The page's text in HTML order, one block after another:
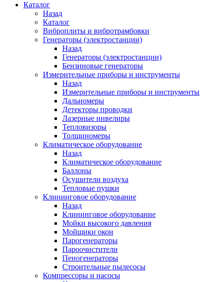
Каталог
Назад
Каталог
Виброплиты и вибротрамбовки
Генераторы (электростанции)
Назад
Генераторы (электростанции)
Бензиновые генераторы
Измерительные приборы и инструменты
Назад
Измерительные приборы и инструменты
Дальномеры
Детекторы проводки
Лазерные нивелиры
Тепловизоры
Толщиномеры
Климатическое оборудование
Назад
Климатическое оборудование
Баллоны
Осушители воздуха
Тепловые пушки
Клининговое оборудование
Назад
Клининговое оборудование
Мойки высокого давления
Мойщики окон
Парогенераторы
Пароочистители
Пеногенераторы
Строительные пылесосы
Компрессоры и насосы